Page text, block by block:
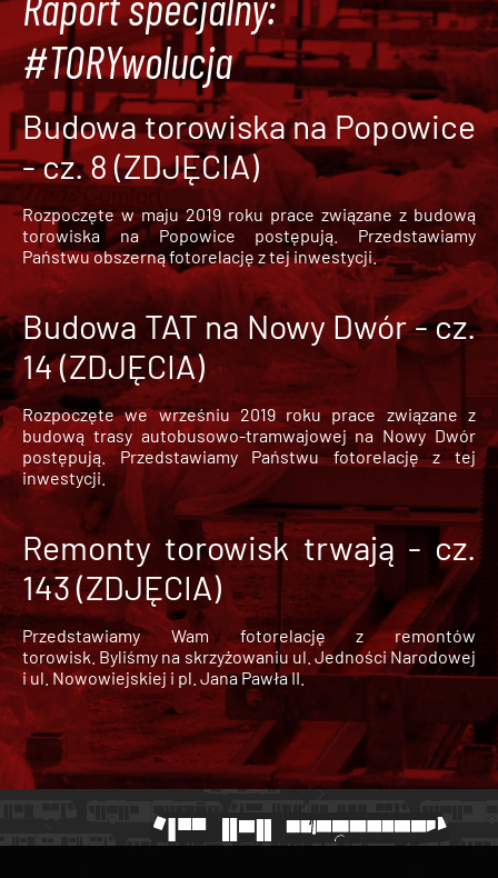
#TORYwolucja
Budowa torowiska na Popowice
- cz. 8 (ZDJĘCIA)
Rozpoczęte w maju 2019 roku prace związane z budową
torowiska na Popowice
postępują. Przedstawiamy
Państwu obszerną fotorelację z tej inwestycji.
Budowa TAT na Nowy Dwór - cz.
14 (ZDJĘCIA)
Rozpoczęte we wrześniu 2019 roku prace związane z
budową trasy autobusowo-tramwajowej na Nowy Dwór
postępują. Przedstawiamy Państwu fotorelację z tej
inwestycji.
Remonty torowisk trwają - cz.
143 (ZDJĘCIA)
Przedstawiamy Wam fotorelację z remontów
torowisk. Byliśmy na skrzyżowaniu ul. Jedności Narodowej
i ul. Nowowiejskiej i pl. Jana Pawła II.